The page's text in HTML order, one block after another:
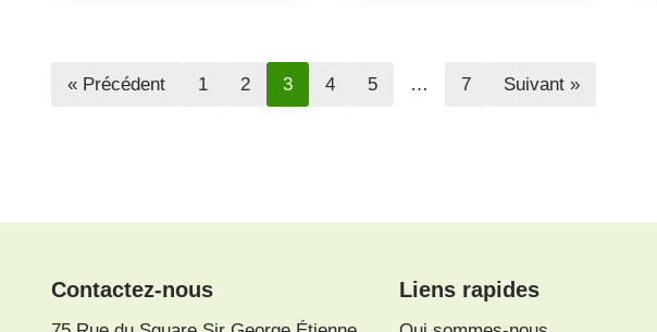
« Précédent 1 2 3 4 5 … 7 Suivant »
Contactez-nous Liens rapides